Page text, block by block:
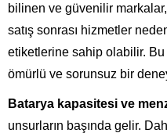
bilinen ve güvenilir
satış sonrası hizmetler
etiketlerine sahip olabilir. Bu
ömürlü ve sorunsuz bir
Batarya kapasitesi ve
unsurların başında gelir.